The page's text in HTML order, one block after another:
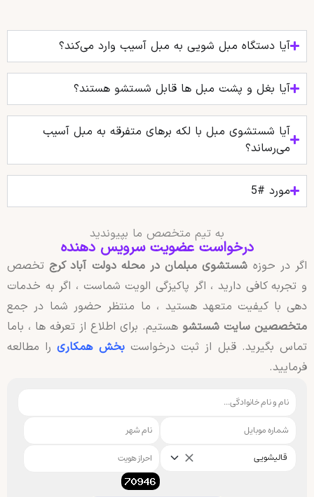
آیا دستگاه مبل شویی به مبل آسیب وارد می‌کند؟
آیا بغل و پشت مبل‌ ها قابل شستشو هستند؟
آیا شستشوی مبل با لکه‌ برهای متفرقه به مبل آسیب
می‌رساند؟
مورد #5
به تیم متخصص ما بپیوندید
درخواست عضویت سرویس دهنده
اگر در حوزه شستشوی مبلمان در محله دولت آباد کرجتخصص
و تجربه کافی دارید ، اگر پاکیزگی الویت شماست ، اگر به خدمات
دهی با کیفیت متعهد هستید ، ما منتظر حضور شما در جمع
متخصصین سایت شستشوهستیم. برای اطلاع از تعرفه ها ، باما
تماس بگیرید. قبل از ثبت درخواست بخش همکاریرا مطالعه
فرمایید.
قالیشویی